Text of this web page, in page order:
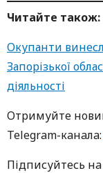
Читайте також:
Окупанти
Запорізької
діяльності
Oтримуйте
Telegram-кaнaлa:
Підписуйтесь